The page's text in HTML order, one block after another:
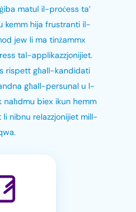
matul il-proċess ta’
kemm hija frustranti il-
jew li ma tinżammx
tal-applikazzjonijiet.
rispett għall-kandidati
għall-persunal u l-
naħdmu biex ikun hemm
nibnu relazzjonijiet mill-